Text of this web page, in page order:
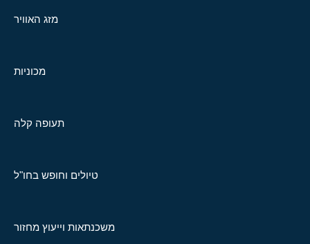
מזג האוויר
מכוניות
תעופה קלה
טיולים וחופש בחו"ל
משכנתאות וייעוץ מחזור